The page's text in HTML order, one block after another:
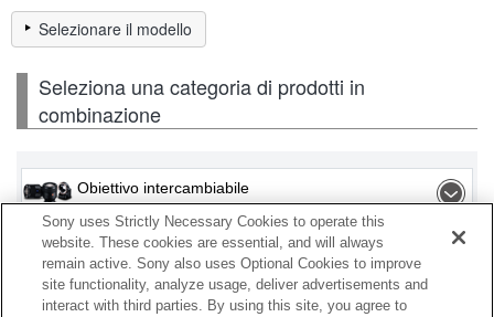
Selezionare il modello
Seleziona una categoria di prodotti in
combinazione
Obiettivo intercambiabile
Flash / Lampada
Scheda di memoria
Sony uses Strictly Necessary Cookies to operate this
website. These cookies are essential, and will always
remain active. Sony also uses Optional Cookies to improve
site functionality, analyze usage, deliver advertisements and
interact with third parties. By using this site, you agree to